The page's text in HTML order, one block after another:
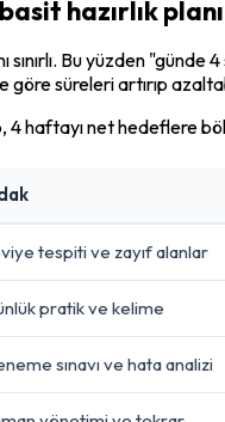
hazırlık
sınırlı. Bu yüzden
göre süreleri artırıp
4 haftayı net hedeflere
tespiti ve zayıf alanlar
pratik ve kelime
sınavı ve hata analizi